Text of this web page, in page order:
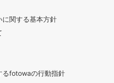
関する基本方針
るfotowaの行動指針